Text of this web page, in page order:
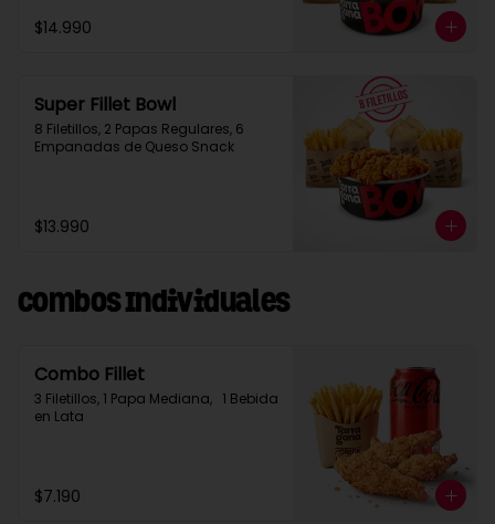
$14.990
Super Fillet Bowl
8 Filetillos, 2 Papas Regulares, 6
Empanadas de Queso Snack
$13.990
Combos Individuales
Combo Fillet
3 Filetillos, 1 Papa Mediana,   1 Bebida
en Lata
$7.190